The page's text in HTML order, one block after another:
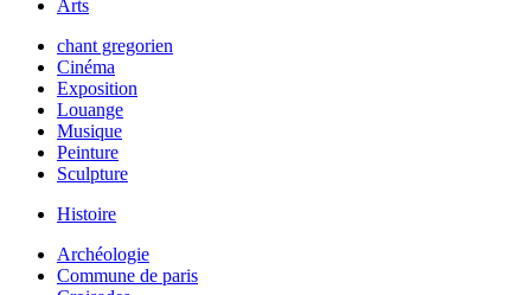
Arts
chant gregorien
Cinéma
Exposition
Louange
Musique
Peinture
Sculpture
Histoire
Archéologie
Commune de paris